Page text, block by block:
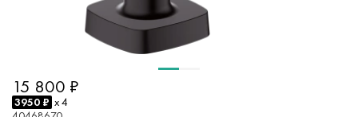
15 800 ₽
3950 ₽ x 4